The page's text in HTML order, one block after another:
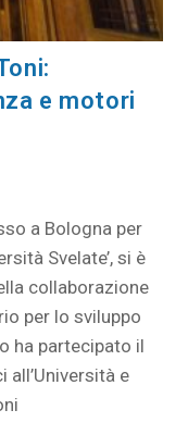
e motori
a Bologna per
Svelate’, si è
collaborazione
per lo sviluppo
ha partecipato il
all’Università e